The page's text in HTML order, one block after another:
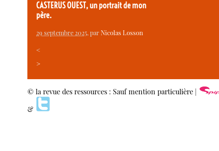
CASTERUS OUEST, un portrait de mon
père.
29 septembre 2025, parNicolas Losson
<
>
© la revue des ressources : Sauf mention particulière |
&